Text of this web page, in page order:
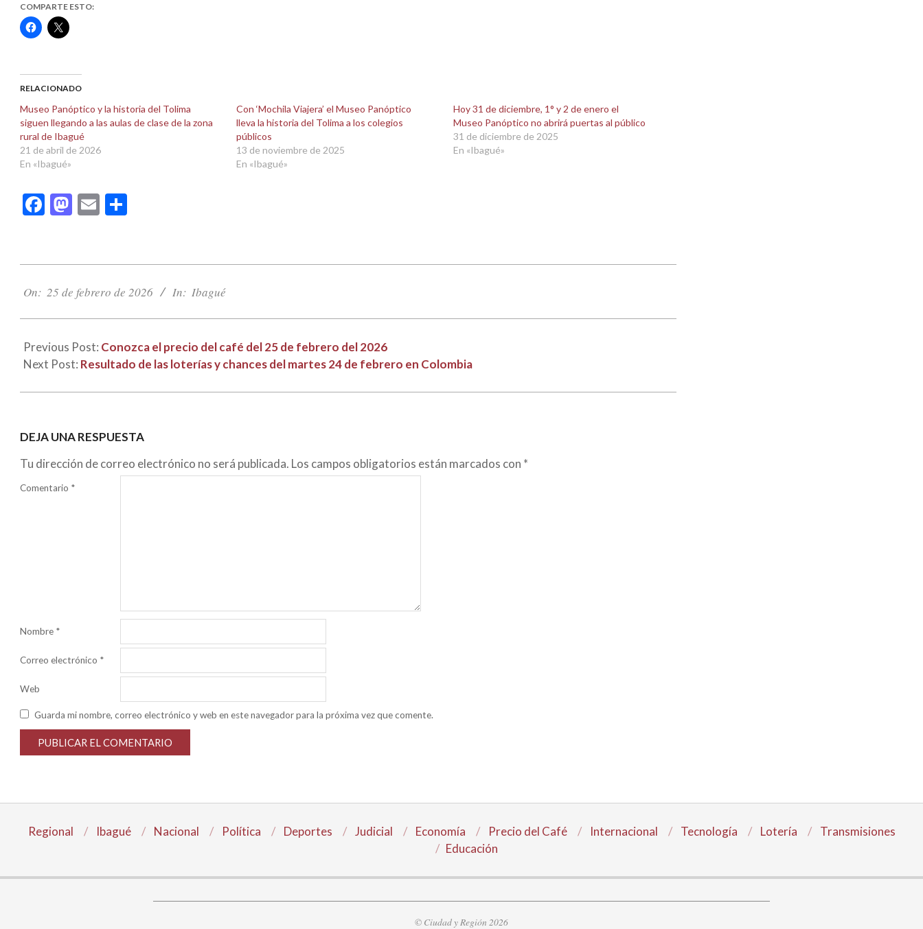
COMPARTE ESTO:
Haz
clic
(Se
abre
una
ventana
nueva)
Haz
clic
(Se
abre
una
ventana
nueva)
RELACIONADO
Museo Panóptico y la historia del Tolima
siguen llegando a las aulas de clase de la zona
rural de Ibagué
21 de abril de 2026
En «Ibagué»
Con ‘Mochila Viajera’ el Museo Panóptico
lleva la historia del Tolima a los colegios
públicos
13 de noviembre de 2025
En «Ibagué»
Hoy 31 de diciembre, 1° y 2 de enero el
Museo Panóptico no abrirá puertas al público
31 de diciembre de 2025
En «Ibagué»
Facebook
Mastodon
Email
02-
On: 25 de febrero de 2026 In: Ibagué
Previous Post: Conozca el precio del café del 25 de febrero del 2026
Next Post: Resultado de las loterías y chances del martes 24 de febrero en Colombia
DEJA UNA RESPUESTA
Tu dirección de correo electrónico no será publicada. Los campos obligatorios están marcados con *
Comentario *
Nombre *
Correo electrónico *
Web
Guarda mi nombre, correo electrónico y web en este navegador para la próxima vez que comente.
Regional Ibagué Nacional Política Deportes Judicial Economía Precio del Café Internacional Tecnología Lotería
Transmisiones
Educación
© Ciudad y Región 2026